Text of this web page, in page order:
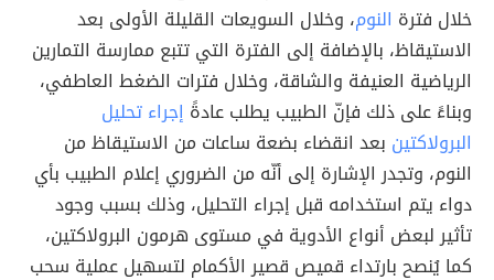
خلال فترة النوم، وخلال السويعات القليلة الأولى بعد
الاستيقاظ، بالإضافة إلى الفترة التي تتبع ممارسة التمارين
الرياضية العنيفة والشاقة، وخلال فترات الضغط العاطفي،
وبناءً على ذلك فإنّ الطبيب يطلب عادةً إجراء تحليل
البرولاكتين بعد انقضاء بضعة ساعات من الاستيقاظ من
النوم، وتجدر الإشارة إلى أنّه من الضروري إعلام الطبيب بأي
دواء يتم استخدامه قبل إجراء التحليل، وذلك بسبب وجود
تأثير لبعض أنواع الأدوية في مستوى هرمون البرولاكتين،
كما يُنصح بارتداء قميص قصير الأكمام لتسهيل عملية سحب